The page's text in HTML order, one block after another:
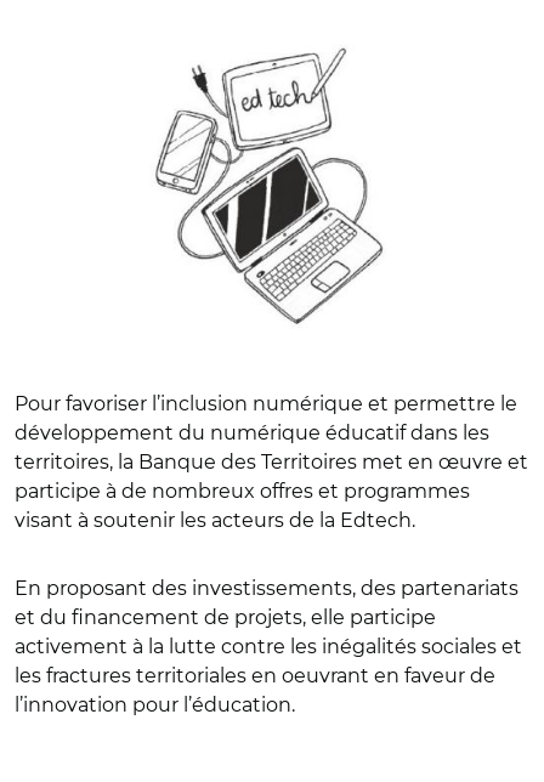
Pour favoriser l’inclusion numérique et permettre le
développement du numérique éducatif dans les
territoires, la Banque des Territoires met en œuvre et
participe à de nombreux offres et programmes
visant à soutenir les acteurs de la Edtech.
En proposant des investissements, des partenariats
et du financement de projets, elle participe
activement à la lutte contre les inégalités sociales et
les fractures territoriales en oeuvrant en faveur de
l’innovation pour l’éducation.